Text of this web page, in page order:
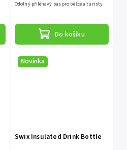
Do košíku
Odolný přiléhavý pás pro běžce a turisty
Novinka
Swix Insulated Drink Bottle